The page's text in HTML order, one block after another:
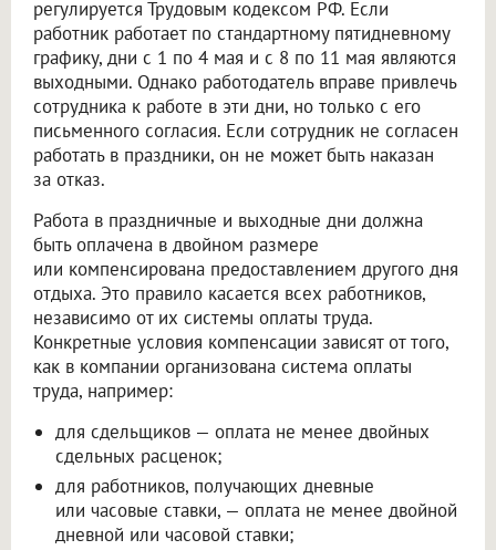
регулируется Трудовым кодексом РФ. Если
работник работает по стандартному пятидневному
графику, дни с 1 по 4 мая и с 8 по 11 мая являются
выходными. Однако работодатель вправе привлечь
сотрудника к работе в эти дни, но только с его
письменного согласия. Если сотрудник не согласен
работать в праздники, он не может быть наказан
за отказ.
Работа в праздничные и выходные дни должна
быть оплачена в двойном размере
или компенсирована предоставлением другого дня
отдыха. Это правило касается всех работников,
независимо от их системы оплаты труда.
Конкретные условия компенсации зависят от того,
как в компании организована система оплаты
труда, например:
для сдельщиков — оплата не менее двойных
сдельных расценок;
для работников, получающих дневные
или часовые ставки, — оплата не менее двойной
дневной или часовой ставки;